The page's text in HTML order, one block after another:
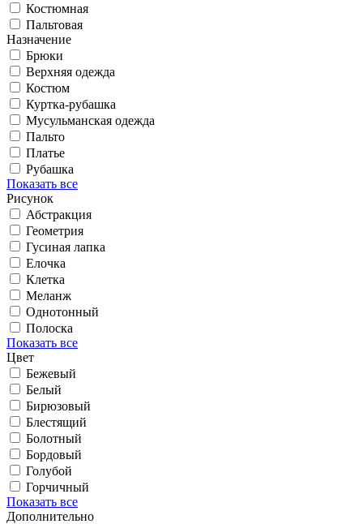
Костюмная
Пальтовая
Назначение
Брюки
Верхняя одежда
Костюм
Куртка-рубашка
Мусульманская одежда
Пальто
Платье
Рубашка
Показать все
Рисунок
Абстракция
Геометрия
Гусиная лапка
Елочка
Клетка
Меланж
Однотонный
Полоска
Показать все
Цвет
Бежевый
Белый
Бирюзовый
Блестящий
Болотный
Бордовый
Голубой
Горчичный
Показать все
Дополнительно